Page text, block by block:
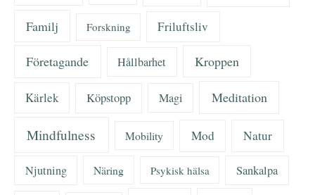
Familj Forskning Friluftsliv
Företagande Hållbarhet Kroppen
Kärlek Köpstopp Magi Meditation
Mindfulness Mobility Mod Natur
Njutning Näring Psykisk hälsa Sankalpa